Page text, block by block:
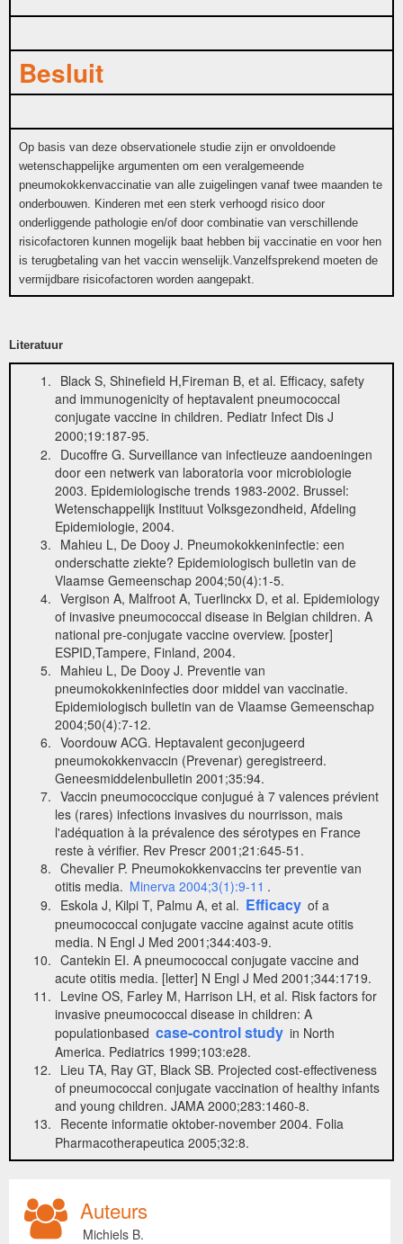
Besluit
Op basis van deze observationele studie zijn er onvoldoende
wetenschappelijke argumenten om een veralgemeende
pneumokokkenvaccinatie van alle zuigelingen vanaf twee maanden te
onderbouwen. Kinderen met een sterk verhoogd risico door
onderliggende pathologie en/of door combinatie van verschillende
risicofactoren kunnen mogelijk baat hebben bij vaccinatie en voor hen
is terugbetaling van het vaccin wenselijk.Vanzelfsprekend moeten de
vermijdbare risicofactoren worden aangepakt.
Literatuur
Black S, Shinefield H,Fireman B, et al. Efficacy, safety
and immunogenicity of heptavalent pneumococcal
conjugate vaccine in children. Pediatr Infect Dis J
2000;19:187-95.
Ducoffre G. Surveillance van infectieuze aandoeningen
door een netwerk van laboratoria voor microbiologie
2003. Epidemiologische trends 1983-2002. Brussel:
Wetenschappelijk Instituut Volksgezondheid, Afdeling
Epidemiologie, 2004.
Mahieu L, De Dooy J. Pneumokokkeninfectie: een
onderschatte ziekte? Epidemiologisch bulletin van de
Vlaamse Gemeenschap 2004;50(4):1-5.
Vergison A, Malfroot A, Tuerlinckx D, et al. Epidemiology
of invasive pneumococcal disease in Belgian children. A
national pre-conjugate vaccine overview. [poster]
ESPID,Tampere, Finland, 2004.
Mahieu L, De Dooy J. Preventie van
pneumokokkeninfecties door middel van vaccinatie.
Epidemiologisch bulletin van de Vlaamse Gemeenschap
2004;50(4):7-12.
Voordouw ACG. Heptavalent geconjugeerd
pneumokokkenvaccin (Prevenar) geregistreerd.
Geneesmiddelenbulletin 2001;35:94.
Vaccin pneumococcique conjugué à 7 valences prévient
les (rares) infections invasives du nourrisson, mais
l'adéquation à la prévalence des sérotypes en France
reste à vérifier. Rev Prescr 2001;21:645-51.
Chevalier P. Pneumokokkenvaccins ter preventie van
otitis media. Minerva 2004;3(1):9-11 .
Eskola J, Kilpi T, Palmu A, et al. Efficacy of a
pneumococcal conjugate vaccine against acute otitis
media. N Engl J Med 2001;344:403-9.
Cantekin EI. A pneumococcal conjugate vaccine and
acute otitis media. [letter] N Engl J Med 2001;344:1719.
Levine OS, Farley M, Harrison LH, et al. Risk factors for
invasive pneumococcal disease in children: A
populationbased case-control study in North
America. Pediatrics 1999;103:e28.
Lieu TA, Ray GT, Black SB. Projected cost-effectiveness
of pneumococcal conjugate vaccination of healthy infants
and young children. JAMA 2000;283:1460-8.
Recente informatie oktober-november 2004. Folia
Pharmacotherapeutica 2005;32:8.
Auteurs
Michiels B.